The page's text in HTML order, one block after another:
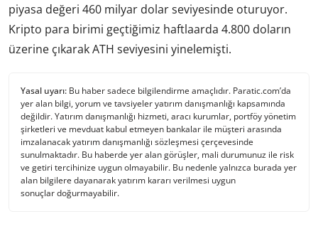
piyasa değeri 460 milyar dolar seviyesinde oturuyor.
Kripto para birimi geçtiğimiz haftlaarda 4.800 doların
üzerine çıkarak ATH seviyesini yinelemişti.
Yasal uyarı: Bu haber sadece bilgilendirme amaçlıdır. Paratic.com’da
yer alan bilgi, yorum ve tavsiyeler yatırım danışmanlığı kapsamında
değildir. Yatırım danışmanlığı hizmeti, aracı kurumlar, portföy yönetim
şirketleri ve mevduat kabul etmeyen bankalar ile müşteri arasında
imzalanacak yatırım danışmanlığı sözleşmesi çerçevesinde
sunulmaktadır. Bu haberde yer alan görüşler, mali durumunuz ile risk
ve getiri tercihinize uygun olmayabilir. Bu nedenle yalnızca burada yer
alan bilgilere dayanarak yatırım kararı verilmesi uygun
sonuçlar doğurmayabilir.